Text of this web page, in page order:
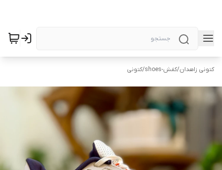
کتونی زاهدان/کفش-shoes /کتونی